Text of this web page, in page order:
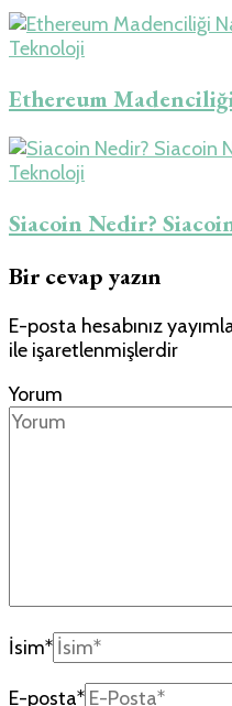
Teknoloji
Ethereum Madenciliği
Teknoloji
Siacoin Nedir?
Bir cevap yazın
E-posta hesabınız
ile işaretlenmişlerdir
Yorum
İsim*
E-posta*